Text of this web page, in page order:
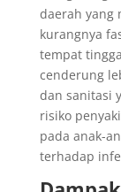
daerah yang
kurangnya
tempat
cenderung
dan sanitasi
risiko
pada anak-
terhadap